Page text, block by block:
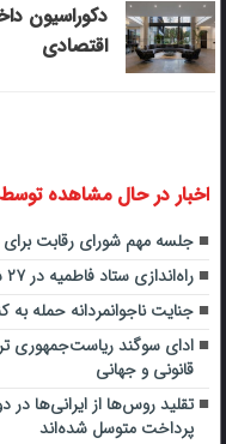
دکوراسیون
اقتصادی
اخبار در حال مشاهده توسط
جلسه مهم شورای رقابت برای
راه‌اندازی ستاد فاطمیه در ۲۷ شهر استان بوشهر
جنایت ناجوانمردانه حمله به
ادای سوگند ریاست‌جمهوری
قانونی و جهانی
تقلید روس‌ها از ایرانی‌ها
پرداخت متوسل شده‌اند